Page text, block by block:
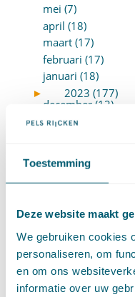
Toestemming
Deze website maakt
We gebruiken cookies
personaliseren, om
en om ons
informatie over uw
mei (7)
april (18)
maart (17)
februari (17)
januari (18)
►
2023 (177)
december (12)
november (16)
augustus (9)
juli (19)
mei (9)
april (13)
maart (17)
februari (16)
januari (14)